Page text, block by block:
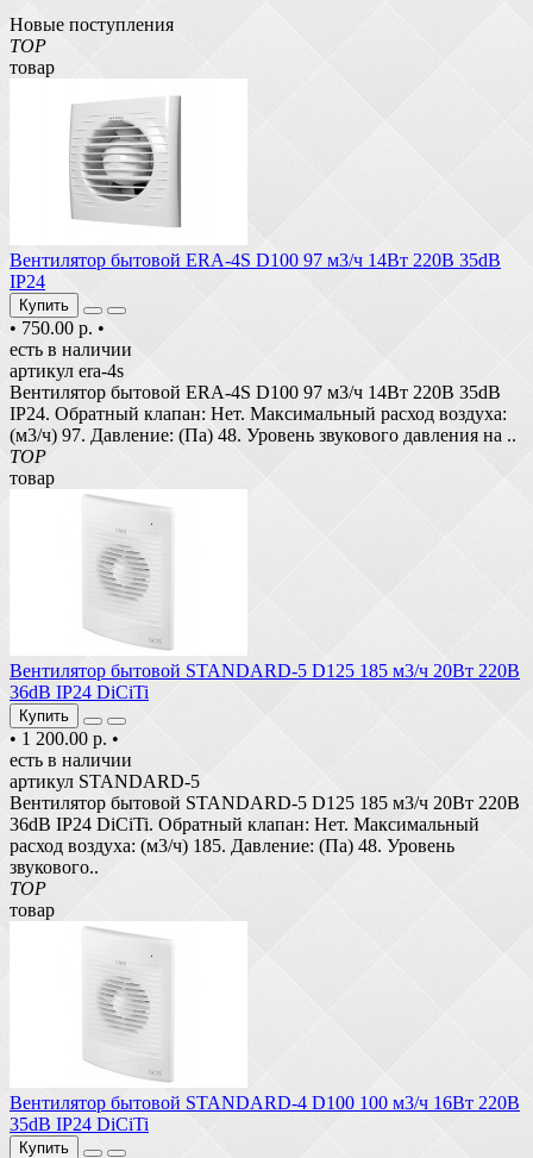
Новые поступления
TOP
товар
Вентилятор бытовой ERA-4S D100 97 м3/ч 14Вт 220В 35dB
IP24
Купить
• 750.00 р. •
есть в наличии
артикул era-4s
Вентилятор бытовой ERA-4S D100 97 м3/ч 14Вт 220В 35dB
IP24. Обратный клапан: Нет. Максимальный расход воздуха:
(м3/ч) 97. Давление: (Па) 48. Уровень звукового давления на ..
TOP
товар
Вентилятор бытовой STANDARD-5 D125 185 м3/ч 20Вт 220В
36dB IP24 DiCiTi
Купить
• 1 200.00 р. •
есть в наличии
артикул STANDARD-5
Вентилятор бытовой STANDARD-5 D125 185 м3/ч 20Вт 220В
36dB IP24 DiCiTi. Обратный клапан: Нет. Максимальный
расход воздуха: (м3/ч) 185. Давление: (Па) 48. Уровень
звукового..
TOP
товар
Вентилятор бытовой STANDARD-4 D100 100 м3/ч 16Вт 220В
35dB IP24 DiCiTi
Купить